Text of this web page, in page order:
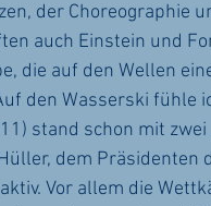
der Choreographie
auch Einstein und
die auf den Wellen
den Wasserski fühle
stand schon mit
dem
Vor allem die